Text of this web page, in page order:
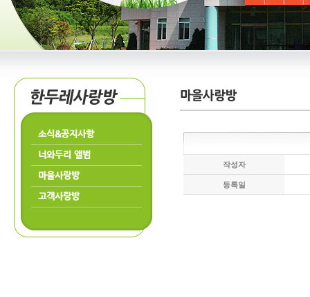
소식&공지사항
너와두리 앨범
마을사랑방
고객사랑방
작성자
등록일